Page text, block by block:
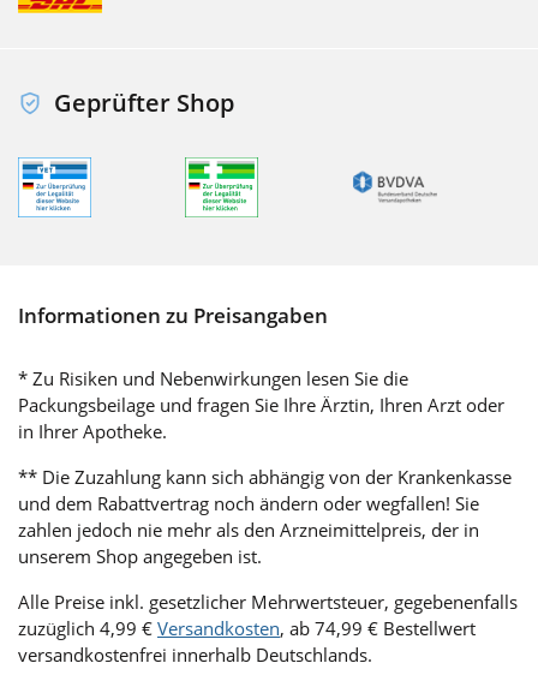
Geprüfter Shop
Informationen zu Preisangaben
* Zu Risiken und Nebenwirkungen lesen Sie die
Packungsbeilage und fragen Sie Ihre Ärztin, Ihren Arzt oder
in Ihrer Apotheke.
** Die Zuzahlung kann sich abhängig von der Krankenkasse
und dem Rabattvertrag noch ändern oder wegfallen! Sie
zahlen jedoch nie mehr als den Arzneimittelpreis, der in
unserem Shop angegeben ist.
Alle Preise inkl. gesetzlicher Mehrwertsteuer, gegebenenfalls
zuzüglich 4,99 € Versandkosten, ab 74,99 € Bestellwert
versandkostenfrei innerhalb Deutschlands.